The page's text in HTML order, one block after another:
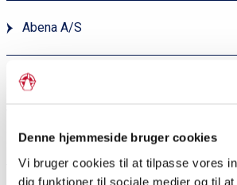
Denne hjemmeside bruger cookies
Vi bruger cookies til at tilpasse vores
dig funktioner til sociale medier og til
Abena A/S
Abenrade
Abkær Mose